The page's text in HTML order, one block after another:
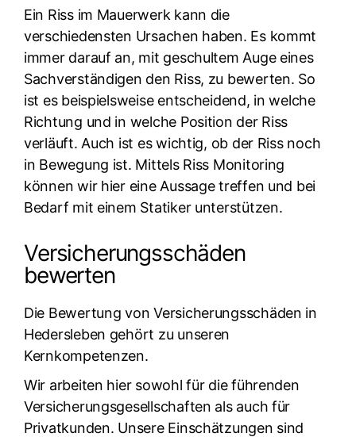
Ein Riss im Mauerwerk kann die
verschiedensten Ursachen haben. Es kommt
immer darauf an, mit geschultem Auge eines
Sachverständigen den Riss, zu bewerten. So
ist es beispielsweise entscheidend, in welche
Richtung und in welche Position der Riss
verläuft. Auch ist es wichtig, ob der Riss noch
in Bewegung ist. Mittels Riss Monitoring
können wir hier eine Aussage treffen und bei
Bedarf mit einem Statiker unterstützen.
Versicherungsschäden
bewerten
Die Bewertung von Versicherungsschäden in
Hedersleben gehört zu unseren
Kernkompetenzen.
Wir arbeiten hier sowohl für die führenden
Versicherungsgesellschaften als auch für
Privatkunden. Unsere Einschätzungen sind